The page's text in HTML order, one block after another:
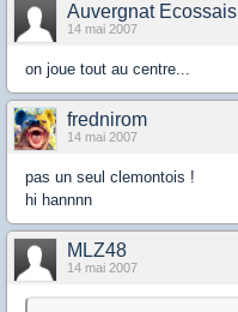
Auvergnat Ecossais
14 mai 2007
on joue tout au centre...
frednirom
14 mai 2007
pas un seul clemontois !
hi hannnn
MLZ48
14 mai 2007